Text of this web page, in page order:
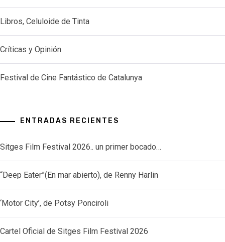
Libros, Celuloide de Tinta
Críticas y Opinión
Festival de Cine Fantástico de Catalunya
ENTRADAS RECIENTES
Sitges Film Festival 2026.. un primer bocado…
“Deep Eater”(En mar abierto), de Renny Harlin
‘Motor City’, de Potsy Ponciroli
Cartel Oficial de Sitges Film Festival 2026